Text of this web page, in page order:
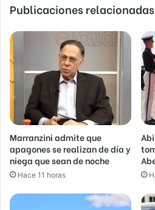
Publicaciones relacionadas
Marranzini admite que
apagones se realizan de día y
niega que sean de noche
Hace 11 horas